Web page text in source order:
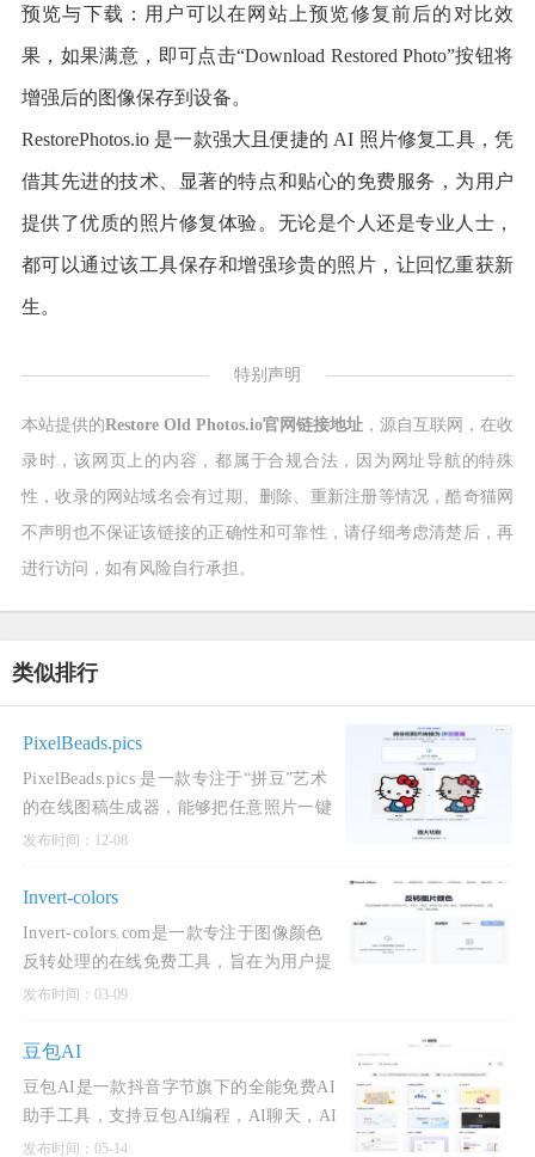
预览与下载：用户可以在网站上预览修复前后的对比效
果，如果满意，即可点击“Download Restored Photo”按钮将
增强后的图像保存到设备。
RestorePhotos.io 是一款强大且便捷的 AI 照片修复工具，凭
借其先进的技术、显著的特点和贴心的免费服务，为用户
提供了优质的照片修复体验。无论是个人还是专业人士，
都可以通过该工具保存和增强珍贵的照片，让回忆重获新
生。
特别声明
本站提供的Restore Old Photos.io官网链接地址 ，源自互联网，在收
录时，该网页上的内容，都属于合规合法，因为网址导航的特殊
性，收录的网站域名会有过期、删除、重新注册等情况，酷奇猫网
不声明也不保证该链接的正确性和可靠性，请仔细考虑清楚后，再
进行访问，如有风险自行承担。
类似排行
PixelBeads.pics
PixelBeads.pics 是一款专注于“拼豆”艺术
的在线图稿生成器，能够把任意照片一键
转换为可打印的拼豆图案，让用户轻松玩
发布时间：12-08
Invert-colors
Invert-colors.com是一款专注于图像颜色
反转处理的在线免费工具，旨在为用户提
供快速、便捷的负片效果生成和颜色校正
发布时间：03-09
豆包AI
豆包AI是一款抖音字节旗下的全能免费AI
助手工具，支持豆包AI编程，AI聊天，AI
图片生成，AI漫画生成，AI写作等。豆包
发布时间：05-14